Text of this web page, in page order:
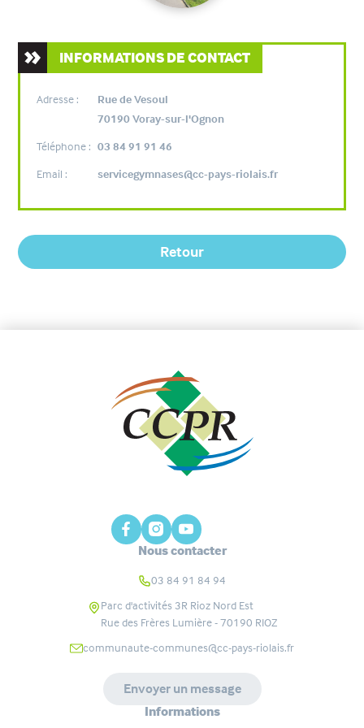
INFORMATIONS DE CONTACT
Adresse :
Rue de Vesoul
70190 Voray-sur-l'Ognon
Téléphone : 03 84 91 91 46
Email :
servicegymnases@cc-pays-riolais.fr
Retour
Nous contacter
03 84 91 84 94
Parc d'activités 3R Rioz Nord Est
Rue des Frères Lumière - 70190 RIOZ
communaute-communes@cc-pays-riolais.fr
Envoyer un message
Informations